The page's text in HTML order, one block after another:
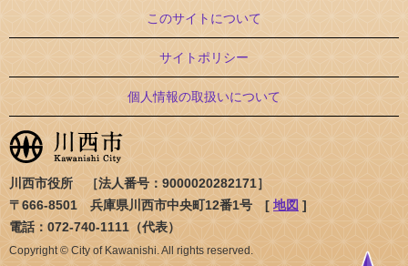
このサイトについて
サイトポリシー
個人情報の取扱いについて
川西市役所 ［法人番号：9000020282171］
〒666-8501 兵庫県川西市中央町12番1号 [ 地図 ]
電話：072-740-1111（代表）
Copyright © City of Kawanishi. All rights reserved.